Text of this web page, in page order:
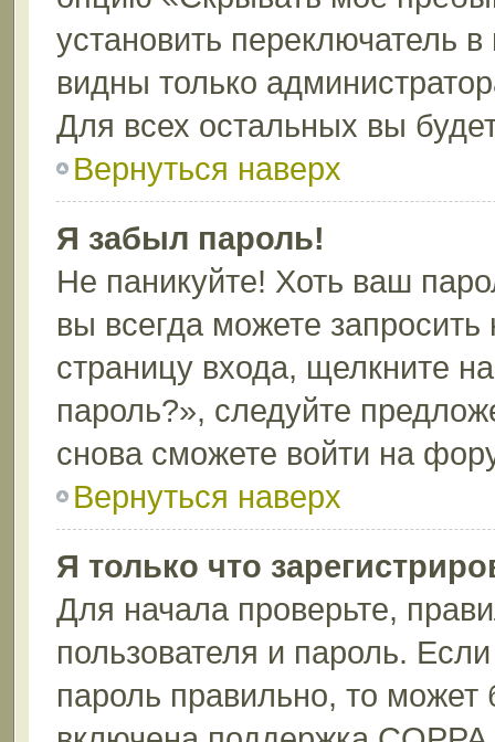
установить переключатель
видны только
Для всех остальных вы
Вернуться наверх
Я забыл пароль!
Не паникуйте! Хоть ваш
вы всегда можете
страницу входа, щелкните
пароль?», следуйте
снова сможете войти на
Вернуться наверх
Я только что
Для начала проверьте,
пользователя и пароль.
пароль правильно, то